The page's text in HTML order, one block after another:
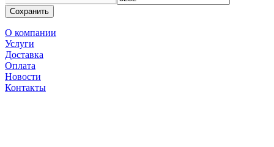
Сохранить
О компании
Услуги
Доставка
Оплата
Новости
Контакты